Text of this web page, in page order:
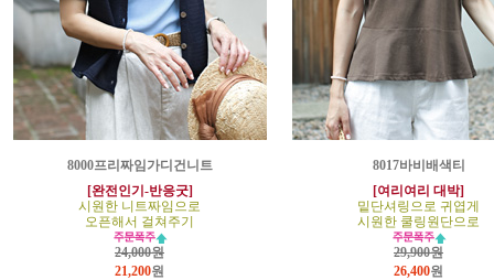
8000프리짜임가디건니트
[완전인기-반응굿]
시원한 니트짜임으로
오픈해서 걸쳐주기
24,000원
21,200원
8017바비배색티
[여리여리 대박]
밑단셔링으로 귀엽게
시원한 쿨링원단으로
29,900원
26,400원